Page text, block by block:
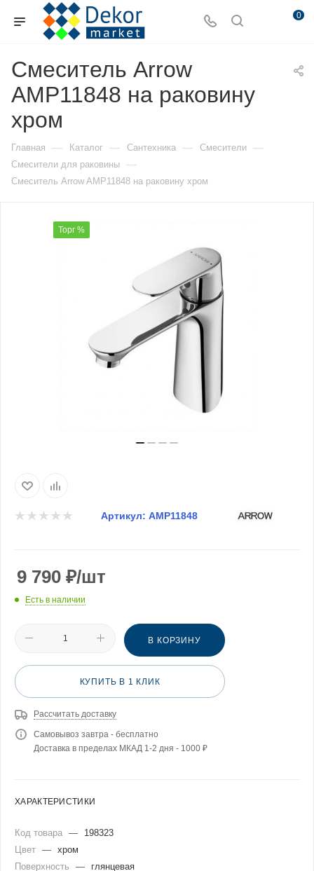
0
Смеситель Arrow
AMP11848 на раковину
хром
Главная — Каталог — Сантехника — Смесители —
Смесители для раковины —
Смеситель Arrow AMP11848 на раковину хром
Торг %
Артикул: AMP11848
9 790 ₽/шт
Есть в наличии
В КОРЗИНУ
КУПИТЬ В 1 КЛИК
Рассчитать доставку
Самовывоз завтра - бесплатно
Доставка в пределах МКАД 1-2 дня - 1000 ₽
ХАРАКТЕРИСТИКИ
Код товара —
198323
Цвет — хром
Поверхность
—
глянцевая